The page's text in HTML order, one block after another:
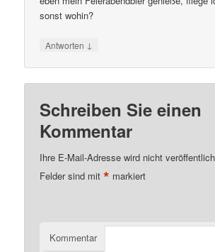
sonst wohin?
Antworten ↓
Schreiben Sie einen
Kommentar
Ihre E-Mail-Adresse wird nicht
Felder sind mit* markiert
Kommentar